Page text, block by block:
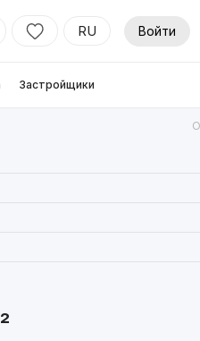
RU Войти
Застройщики